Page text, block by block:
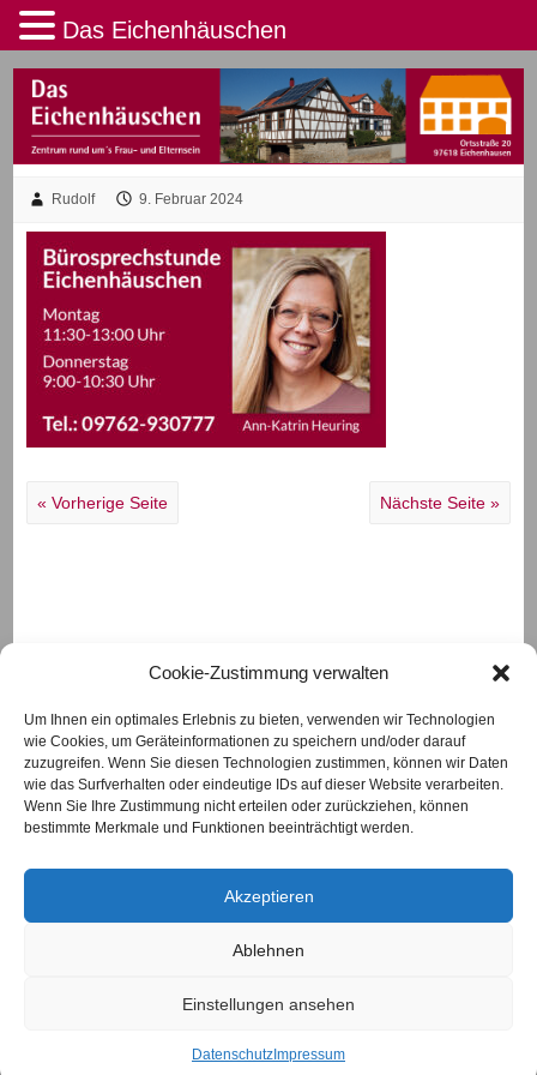
erklären Sie sich damit einverstanden.
Nähere Informationen erhalten Sie
OK!
Cookie-Zustimmung verwalten
Um Ihnen ein optimales Erlebnis zu bieten, verwenden wir Technologien
wie Cookies, um Geräteinformationen zu speichern und/oder darauf
zuzugreifen. Wenn Sie diesen Technologien zustimmen, können wir Daten
wie das Surfverhalten oder eindeutige IDs auf dieser Website verarbeiten.
Wenn Sie Ihre Zustimmung nicht erteilen oder zurückziehen, können
bestimmte Merkmale und Funktionen beeinträchtigt werden.
Akzeptieren
Ablehnen
Einstellungen ansehen
Datenschutz Impressum
Rudolf 9. Februar 2024
« Vorherige Seite Nächste Seite »
Das Eichenhäuschen
Ortsstraße 20
97618 Eichenhausen
Telefon 09762/930777
www.das-eichenhaeuschen.de
Das Eichenhäuschen